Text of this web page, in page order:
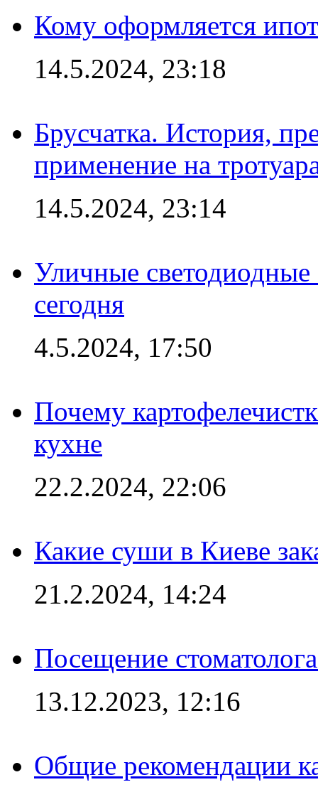
Кому оформляется
14.5.2024, 23:18
Брусчатка. История,
применение на
14.5.2024, 23:14
Уличные
сегодня
4.5.2024, 17:50
Почему
кухне
22.2.2024, 22:06
Какие суши в Киеве
21.2.2024, 14:24
Посещение
13.12.2023, 12:16
Общие рекомендации